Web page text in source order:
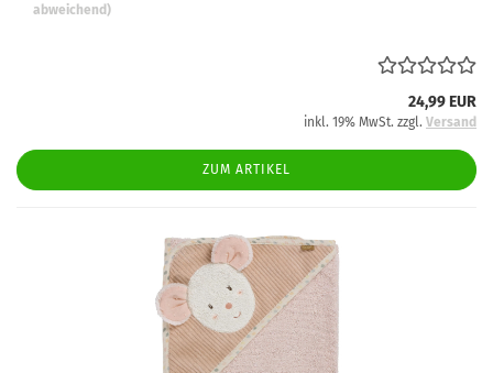
abweichend)
24,99 EUR
inkl. 19% MwSt. zzgl. Versand
ZUM ARTIKEL